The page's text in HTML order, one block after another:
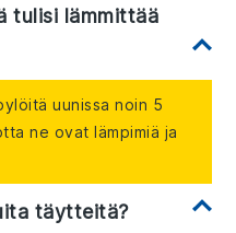
tulisi lämmittää
uunissa noin 5
ne ovat lämpimiä ja
täytteitä?